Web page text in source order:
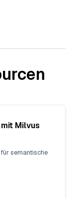
Milvus
semantische